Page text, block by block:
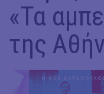
«Τα
της